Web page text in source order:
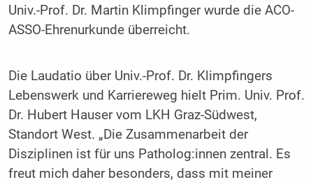
Univ.-Prof. Dr. Martin Klimpfinger wurde die ACO-
ASSO-Ehrenurkunde überreicht.
Die Laudatio über Univ.-Prof. Dr. Klimpfingers
Lebenswerk und Karriereweg hielt Prim. Univ. Prof.
Dr. Hubert Hauser vom LKH Graz-Südwest,
Standort West. „Die Zusammenarbeit der
Disziplinen ist für uns Patholog:innen zentral. Es
freut mich daher besonders, dass mit meiner